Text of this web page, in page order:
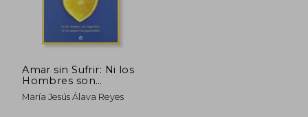
Amar sin Sufrir: Ni los
Hombres son
Imposibles, ni las
Mujeres
María Jesús Álava Reyes